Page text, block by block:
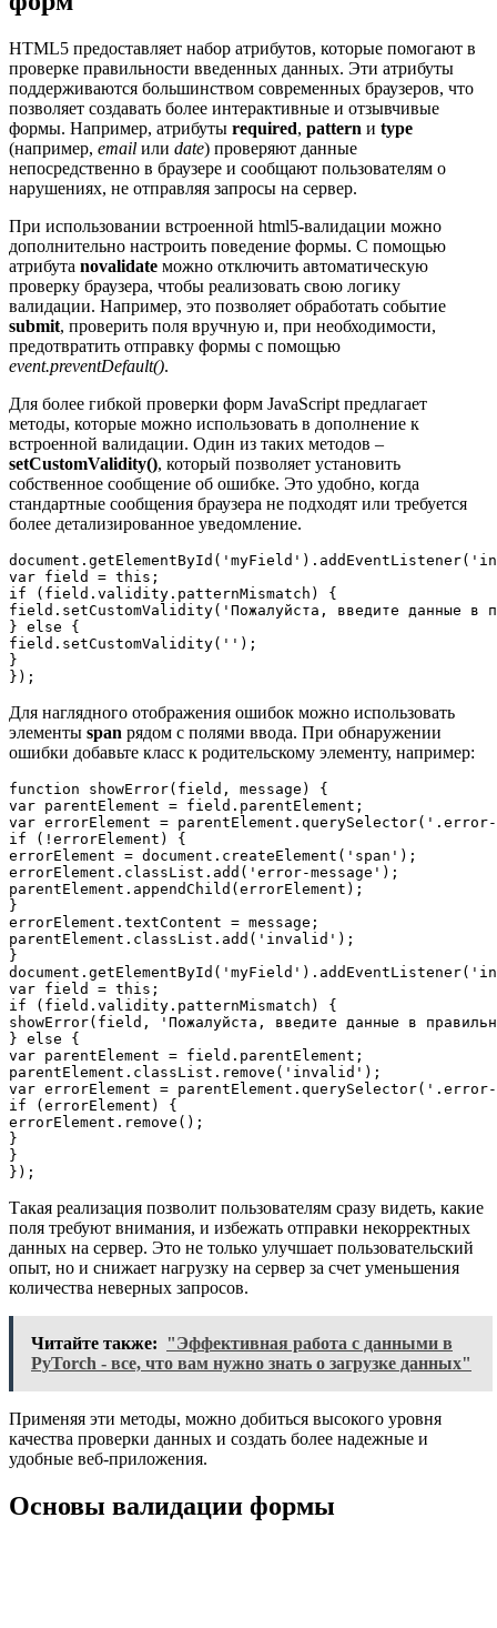
HTML5 предоставляет набор атрибутов, которые помогают в
проверке правильности введенных данных. Эти атрибуты
поддерживаются большинством современных браузеров, что
позволяет создавать более интерактивные и отзывчивые
формы. Например, атрибуты required, pattern и type
(например, email или date) проверяют данные
непосредственно в браузере и сообщают пользователям о
нарушениях, не отправляя запросы на сервер.
При использовании встроенной html5-валидации можно
дополнительно настроить поведение формы. С помощью
атрибута novalidate можно отключить автоматическую
проверку браузера, чтобы реализовать свою логику
валидации. Например, это позволяет обработать событие
submit, проверить поля вручную и, при необходимости,
предотвратить отправку формы с помощью
event.preventDefault().
Для более гибкой проверки форм JavaScript предлагает
методы, которые можно использовать в дополнение к
встроенной валидации. Один из таких методов –
setCustomValidity(), который позволяет установить
собственное сообщение об ошибке. Это удобно, когда
стандартные сообщения браузера не подходят или требуется
более детализированное уведомление.
var field = this;
if (field.validity.patternMismatch) {
field.setCustomValidity('Пожалуйста, введите данные в
} else {
field.setCustomValidity('');
}
});
Для наглядного отображения ошибок можно использовать
элементы span рядом с полями ввода. При обнаружении
ошибки добавьте класс к родительскому элементу, например:
function showError(field, message) {
var parentElement = field.parentElement;
var errorElement = parentElement.querySelector('.error-
if (!errorElement) {
errorElement = document.createElement('span');
errorElement.classList.add('error-message');
parentElement.appendChild(errorElement);
}
errorElement.textContent = message;
parentElement.classList.add('invalid');
}
var field = this;
if (field.validity.patternMismatch) {
showError(field, 'Пожалуйста, введите данные в
} else {
var parentElement = field.parentElement;
parentElement.classList.remove('invalid');
var errorElement = parentElement.querySelector('.error-
if (errorElement) {
errorElement.remove();
}
}
});
Такая реализация позволит пользователям сразу видеть, какие
поля требуют внимания, и избежать отправки некорректных
данных на сервер. Это не только улучшает пользовательский
опыт, но и снижает нагрузку на сервер за счет уменьшения
количества неверных запросов.
Читайте также: "Эффективная работа с данными в
PyTorch - все, что вам нужно знать о загрузке данных"
Применяя эти методы, можно добиться высокого уровня
качества проверки данных и создать более надежные и
удобные веб-приложения.
Основы валидации формы